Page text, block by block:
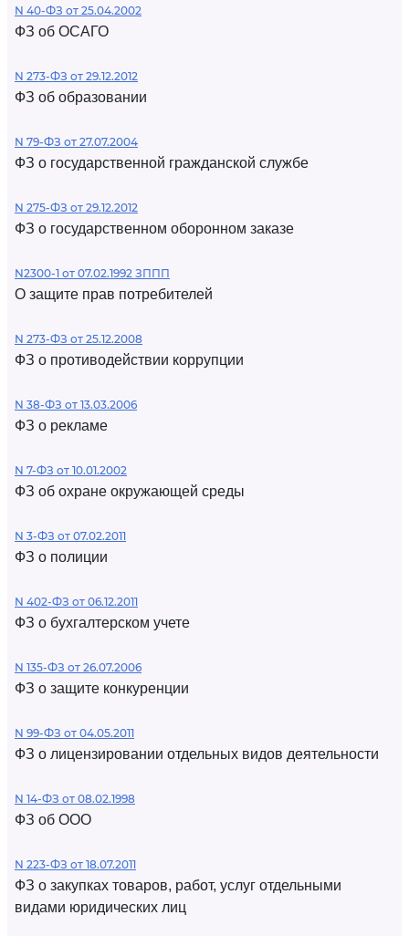
N 40-ФЗ от 25.04.2002
ФЗ об ОСАГО
N 273-ФЗ от 29.12.2012
ФЗ об образовании
N 79-ФЗ от 27.07.2004
ФЗ о государственной гражданской службе
N 275-ФЗ от 29.12.2012
ФЗ о государственном оборонном заказе
N2300-1 от 07.02.1992 ЗППП
О защите прав потребителей
N 273-ФЗ от 25.12.2008
ФЗ о противодействии коррупции
N 38-ФЗ от 13.03.2006
ФЗ о рекламе
N 7-ФЗ от 10.01.2002
ФЗ об охране окружающей среды
N 3-ФЗ от 07.02.2011
ФЗ о полиции
N 402-ФЗ от 06.12.2011
ФЗ о бухгалтерском учете
N 135-ФЗ от 26.07.2006
ФЗ о защите конкуренции
N 99-ФЗ от 04.05.2011
ФЗ о лицензировании отдельных видов деятельности
N 14-ФЗ от 08.02.1998
ФЗ об ООО
N 223-ФЗ от 18.07.2011
ФЗ о закупках товаров, работ, услуг отдельными
видами юридических лиц